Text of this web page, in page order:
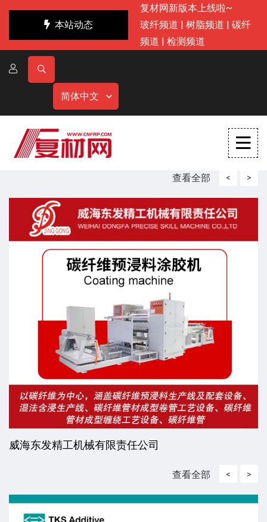
本站动态
复材网新版本上线啦~
玻纤频道 | 树脂频道 | 碳纤
频道 | 检测频道
简体中文
查看全部 <
威海东发精工机械有限责任公司
>
查看全部 < >